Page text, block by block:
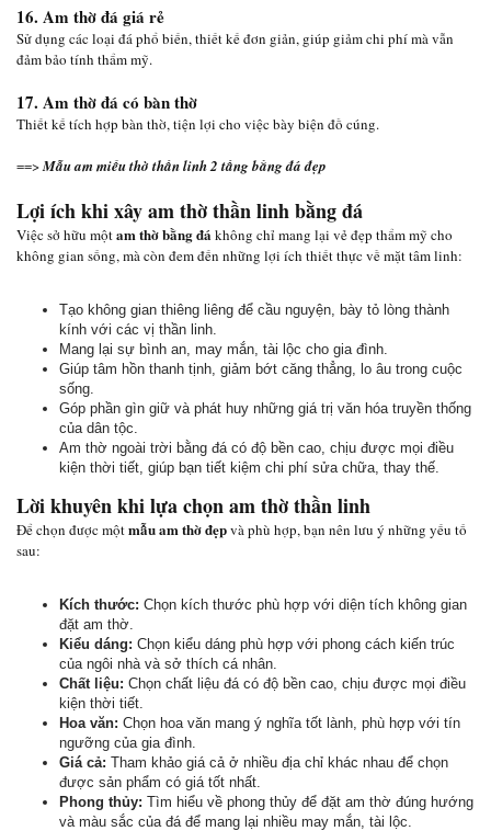
16. Am thờ đá giá rẻ
Sử dụng các loại đá phổ biến, thiết kế đơn giản, giúp giảm chi phí mà vẫn
đảm bảo tính thẩm mỹ.
17. Am thờ đá có bàn thờ
Thiết kế tích hợp bàn thờ, tiện lợi cho việc bày biện đồ cúng.
==>Mẫu am miếu thờ thần linh 2 tầng bằng đá đẹp
Lợi ích khi xây am thờ thần linh bằng đá
Việc sở hữu mộtam thờ bằng đákhông chỉ mang lại vẻ đẹp thẩm mỹ cho
không gian sống, mà còn đem đến những lợi ích thiết thực về mặt tâm linh:
Tạo không gian thiêng liêng để cầu nguyện, bày tỏ lòng thành
kính với các vị thần linh.
Mang lại sự bình an, may mắn, tài lộc cho gia đình.
Giúp tâm hồn thanh tịnh, giảm bớt căng thẳng, lo âu trong cuộc
sống.
Góp phần gìn giữ và phát huy những giá trị văn hóa truyền thống
của dân tộc.
Am thờ ngoài trời bằng đá có độ bền cao, chịu được mọi điều
kiện thời tiết, giúp bạn tiết kiệm chi phí sửa chữa, thay thế.
Lời khuyên khi lựa chọn am thờ thần linh
Để chọn được mộtmẫu am thờ đẹpvà phù hợp, bạn nên lưu ý những yếu tố
sau:
Kích thước: Chọn kích thước phù hợp với diện tích không gian
đặt am thờ.
Kiểu dáng: Chọn kiểu dáng phù hợp với phong cách kiến trúc
của ngôi nhà và sở thích cá nhân.
Chất liệu: Chọn chất liệu đá có độ bền cao, chịu được mọi điều
kiện thời tiết.
Hoa văn: Chọn hoa văn mang ý nghĩa tốt lành, phù hợp với tín
ngưỡng của gia đình.
Giá cả: Tham khảo giá cả ở nhiều địa chỉ khác nhau để chọn
được sản phẩm có giá tốt nhất.
Phong thủy: Tìm hiểu về phong thủy để đặt am thờ đúng hướng
và màu sắc của đá để mang lại nhiều may mắn, tài lộc.